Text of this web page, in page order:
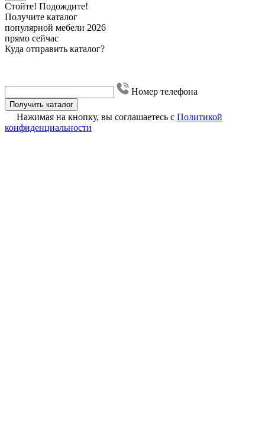
Стойте! Подождите!
Получите каталог
популярной мебели 2026
прямо сейчас
Куда отправить каталог?
Номер телефона
Получить каталог
Нажимая на кнопку, вы соглашаетесь с Политикой
конфиденциальности